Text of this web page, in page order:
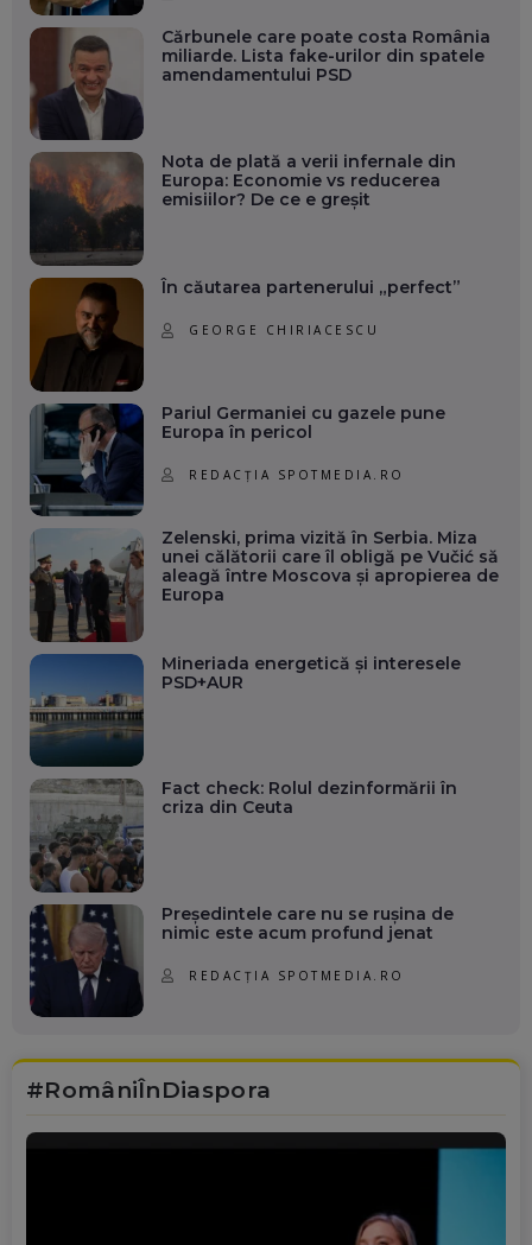
Cărbunele care poate costa România
miliarde. Lista fake-urilor din spatele
amendamentului PSD
Nota de plată a verii infernale din
Europa: Economie vs reducerea
emisiilor? De ce e greșit
În căutarea partenerului „perfect”
GEORGE CHIRIACESCU
Pariul Germaniei cu gazele pune
Europa în pericol
REDACȚIA SPOTMEDIA.RO
Zelenski, prima vizită în Serbia. Miza
unei călătorii care îl obligă pe Vučić să
aleagă între Moscova și apropierea de
Europa
Mineriada energetică și interesele
PSD+AUR
Fact check: Rolul dezinformării în
criza din Ceuta
Președintele care nu se rușina de
nimic este acum profund jenat
REDACȚIA SPOTMEDIA.RO
#RomâniÎnDiaspora